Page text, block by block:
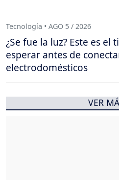
Tecnología • AGO 5 / 2026
¿Se fue la luz? Este es el
esperar antes de
electrodomésticos
VER